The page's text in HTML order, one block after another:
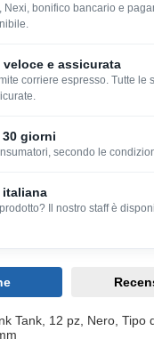
Nexi, bonifico bancario e
veloce e assicurata
corriere espresso. Tutte le
giorni
secondo le
italiana
Il nostro staff è
Tank, 12 pz, Nero, Tipo